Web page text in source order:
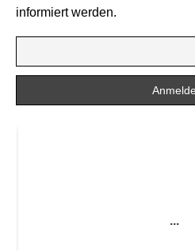
informiert werden.